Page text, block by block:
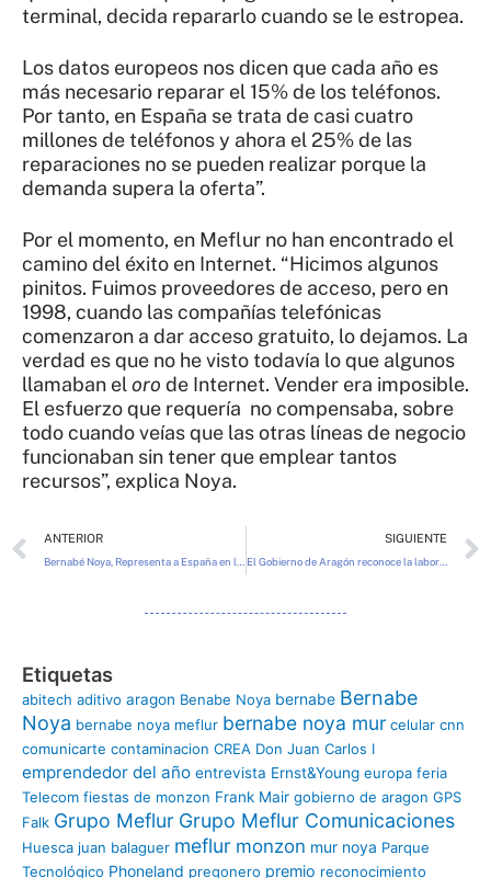
terminal, decida repararlo cuando se le estropea.
Los datos europeos nos dicen que cada año es
más necesario reparar el 15% de los teléfonos.
Por tanto, en España se trata de casi cuatro
millones de teléfonos y ahora el 25% de las
reparaciones no se pueden realizar porque la
demanda supera la oferta”.
Por el momento, en Meflur no han encontrado el
camino del éxito en Internet. “Hicimos algunos
pinitos. Fuimos proveedores de acceso, pero en
1998, cuando las compañías telefónicas
comenzaron a dar acceso gratuito, lo dejamos. La
verdad es que no he visto todavía lo que algunos
llamaban el oro de Internet. Vender era imposible.
El esfuerzo que requería no compensaba, sobre
todo cuando veías que las otras líneas de negocio
funcionaban sin tener que emplear tantos
recursos”, explica Noya.
Ant
ANTERIOR SIGUIENTE
El Gobierno de Aragón reconoce la labor de Bernabé Noya, presidente de Meflur
Etiquetas
abitech aditivo aragon Benabe Noya bernabe Bernabe
Noya bernabe noya meflur bernabe noya mur celular cnn
comunicarte contaminacion CREA Don Juan Carlos I
emprendedor del año entrevista Ernst&Young europa feria
Telecom fiestas de monzon Frank Mair gobierno de aragon GPS
Falk Grupo Meflur Grupo Meflur Comunicaciones
Huesca juan balaguer meflur monzon mur noya Parque
Tecnológico Phoneland pregonero premio reconocimiento